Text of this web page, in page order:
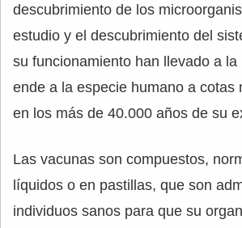
descubrimiento de los
estudio y el descubrimiento del
su funcionamiento han llevado a
ende a la especie humano a cotas
en los más de 40.000 años de su
Las vacunas son compuestos,
líquidos o en pastillas, que son
individuos sanos para que su